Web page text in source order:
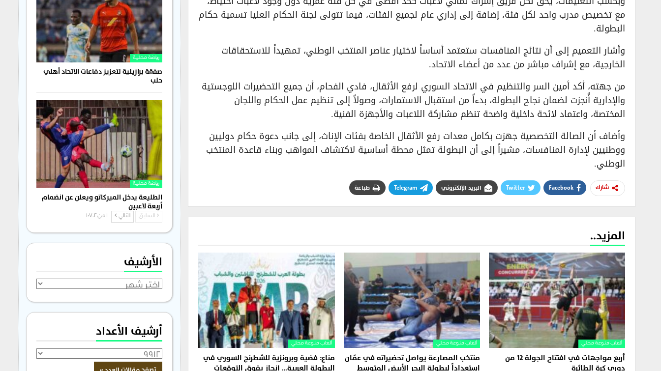
مع تخصيص مدرب واحد لكل فئة، إضافة إلى إداري عام لجميع الفئات، فيما تتولى لجنة الحكام العليا تسمية حكام
البطولة.
وأشار التعميم إلى أن نتائج المنافسات ستعتمد أساساً لاختيار عناصر المنتخب الوطني، تمهيداً للاستحقاقات
الخارجية، مع إشراف مباشر من عدد من أعضاء الاتحاد.
من جهته، أكد أمين السر والتنظيم في الاتحاد السوري لرفع الأثقال، فادي الفحام، أن جميع التحضيرات اللوجستية
والإدارية أُنجزت لضمان نجاح البطولة، بدءاً من استقبال الاستمارات، وصولاً إلى تنظيم عمل الحكام واللجان
المختصة، واعتماد لائحة داخلية واضحة تنظم مشاركة اللاعبات والأجهزة الفنية.
وأضاف أن الصالة التخصصية جهزت بكامل معدات رفع الأثقال الخاصة بفئات الإناث، إلى جانب دعوة حكام دوليين
ووطنيين لإدارة المنافسات، مشيراً إلى أن البطولة تمثل محطة أساسية لاكتشاف المواهب وبناء قاعدة المنتخب
الوطني.
شارك Facebook
Twitter البريد الإلكتروني Telegram طباعة
المزيد..
ألعاب منوعة محلي
أربع مواجهات في افتتاح الجولة 12 من
دوري كرة الطائرة
ألعاب منوعة محلي
منتخب المصارعة يواصل تحضيراته في عمّان
استعداداً لبطولة البحر الأبيض المتوسط
ألعاب منوعة محلي
مناع: فضية وبرونزية للشطرنج السوري في
البطولة العربية… إنجاز يفوق التوقعات
رياضة محلية
صفقة برازيلية لتعزيز دفاعات الاتحاد أهلي
حلب
رياضة محلية
الطليعة يدخل الميركاتو ويعلن عن انضمام
أربعة لاعبين
السابق التالي 1 من 1٬702
الأرشيف
الأرشيف
أرشيف الأعداد